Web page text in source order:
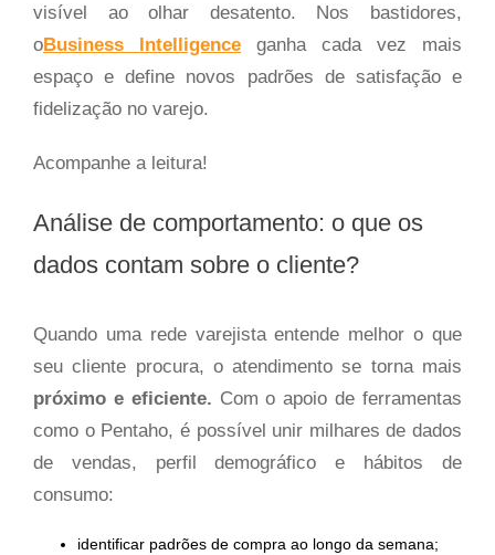
visível ao olhar desatento. Nos bastidores,
oBusiness Intelligence ganha cada vez mais
espaço e define novos padrões de satisfação e
fidelização no varejo.
Acompanhe a leitura!
Análise de comportamento: o que os
dados contam sobre o cliente?
Quando uma rede varejista entende melhor o que
seu cliente procura, o atendimento se torna mais
próximo e eficiente. Com o apoio de ferramentas
como o Pentaho, é possível unir milhares de dados
de vendas, perfil demográfico e hábitos de
consumo:
identificar padrões de compra ao longo da semana;